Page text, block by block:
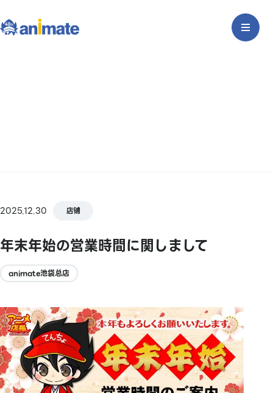
2025.12.30 店铺
年末年始の営業時間に関しまして
animate池袋总店